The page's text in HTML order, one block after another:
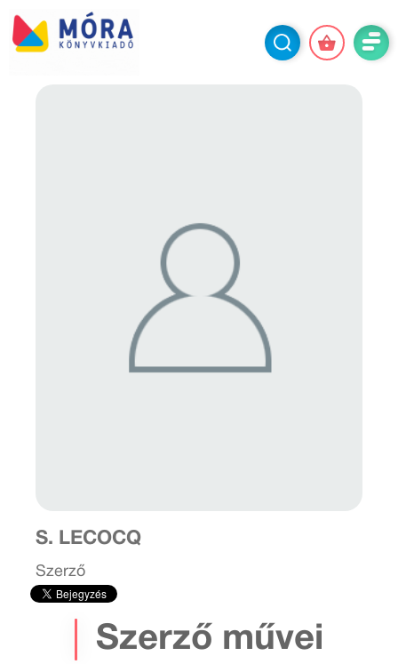
S. LECOCQ
Szerző
Szerző művei